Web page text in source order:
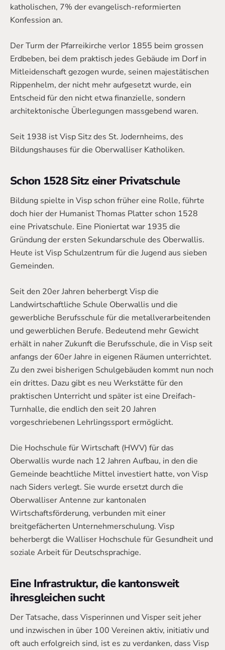
katholischen, 7% der evangelisch-reformierten
Konfession an.
Der Turm der Pfarreikirche verlor 1855 beim grossen
Erdbeben, bei dem praktisch jedes Gebäude im Dorf in
Mitleidenschaft gezogen wurde, seinen majestätischen
Rippenhelm, der nicht mehr aufgesetzt wurde, ein
Entscheid für den nicht etwa finanzielle, sondern
architektonische Überlegungen massgebend waren.
Seit 1938 ist Visp Sitz des St. Jodernheims, des
Bildungshauses für die Oberwalliser Katholiken.
Schon 1528 Sitz einer Privatschule
Bildung spielte in Visp schon früher eine Rolle, führte
doch hier der Humanist Thomas Platter schon 1528
eine Privatschule. Eine Pioniertat war 1935 die
Gründung der ersten Sekundarschule des Oberwallis.
Heute ist Visp Schulzentrum für die Jugend aus sieben
Gemeinden.
Seit den 20er Jahren beherbergt Visp die
Landwirtschaftliche Schule Oberwallis und die
gewerbliche Berufsschule für die metallverarbeitenden
und gewerblichen Berufe. Bedeutend mehr Gewicht
erhält in naher Zukunft die Berufsschule, die in Visp seit
anfangs der 60er Jahre in eigenen Räumen unterrichtet.
Zu den zwei bisherigen Schulgebäuden kommt nun noch
ein drittes. Dazu gibt es neu Werkstätte für den
praktischen Unterricht und später ist eine Dreifach-
Turnhalle, die endlich den seit 20 Jahren
vorgeschriebenen Lehrlingssport ermöglicht.
Die Hochschule für Wirtschaft (HWV) für das
Oberwallis wurde nach 12 Jahren Aufbau, in den die
Gemeinde beachtliche Mittel investiert hatte, von Visp
nach Siders verlegt. Sie wurde ersetzt durch die
Oberwalliser Antenne zur kantonalen
Wirtschaftsförderung, verbunden mit einer
breitgefächerten Unternehmerschulung. Visp
beherbergt die Walliser Hochschule für Gesundheit und
soziale Arbeit für Deutschsprachige.
Eine Infrastruktur, die kantonsweit
ihresgleichen sucht
Der Tatsache, dass Visperinnen und Visper seit jeher
und inzwischen in über 100 Vereinen aktiv, initiativ und
oft auch erfolgreich sind, ist es zu verdanken, dass Visp